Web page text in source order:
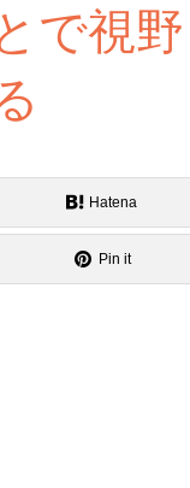
で視
Hatena
Pin it